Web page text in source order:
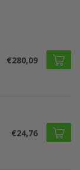
€280,09
€24,76